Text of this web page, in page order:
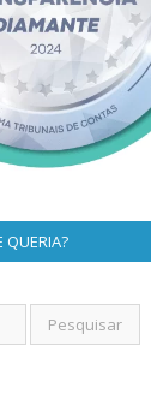
QUERIA?